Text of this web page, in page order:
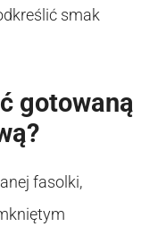
smak
gotowaną
fasolki,